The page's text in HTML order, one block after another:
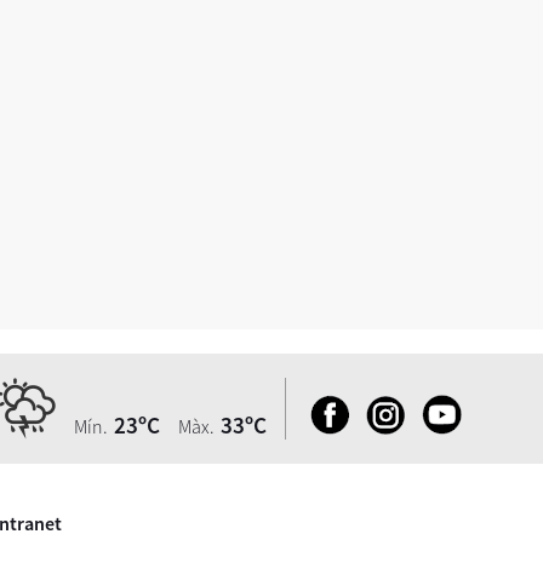
Mín. 23ºC Màx. 33ºC